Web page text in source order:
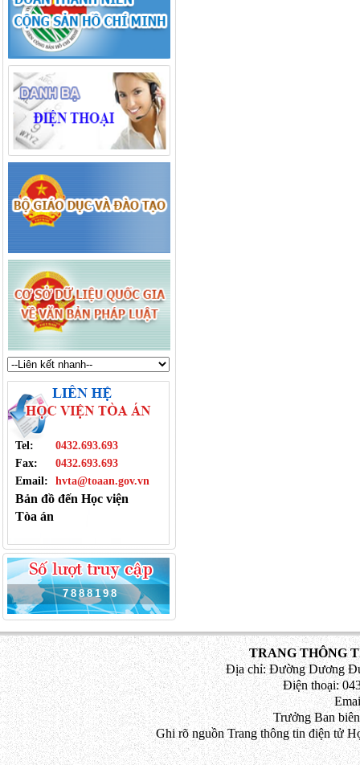
Tel:
0432.693.693
Fax:
0432.693.693
Email:
hvta@toaan.gov.vn
Bản đồ đến Học viện
Tòa án
7 8 8 8 1 9 8
TRANG THÔNG
Địa chỉ: Đường Dương
Điện thoại:
Trưởng Ban
Ghi rõ nguồn Trang thông tin điện tử